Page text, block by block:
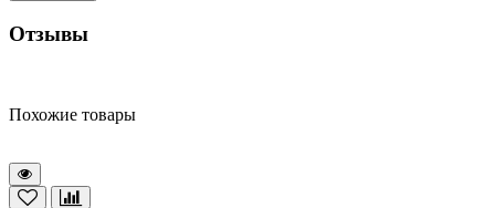
Отзывы
Похожие товары